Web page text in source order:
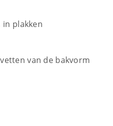
in plakken
van de bakvorm